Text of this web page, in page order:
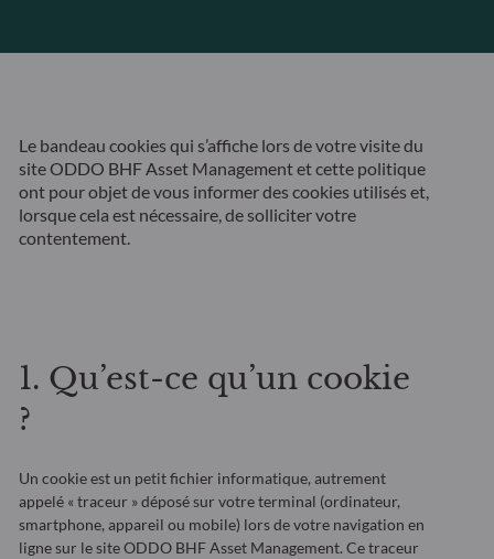
Le bandeau cookies qui s’affiche lors de votre visite du
site ODDO BHF Asset Management et cette politique
ont pour objet de vous informer des cookies utilisés et,
lorsque cela est nécessaire, de solliciter votre
contentement.
1. Qu’est-ce qu’un cookie
?
Un cookie est un petit fichier informatique, autrement
appelé « traceur » déposé sur votre terminal (ordinateur,
smartphone, appareil ou mobile) lors de votre navigation en
ligne sur le site ODDO BHF Asset Management. Ce traceur